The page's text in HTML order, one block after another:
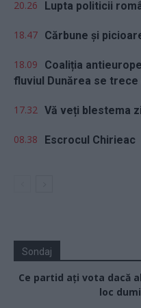
20.26 Lupta politicii
18.47 Cărbune și
18.09
Coaliția
fluviul Dunărea se trece
17.32 Vă veți blestema
08.38 Escrocul Chirieac
Sondaj
Ce partid ați vota dacă
loc